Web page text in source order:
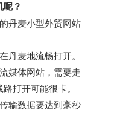
？
丹麦小型外贸网站
丹麦地流畅打开。
媒体网站，需要走
打开可能很卡。
输数据要达到毫秒